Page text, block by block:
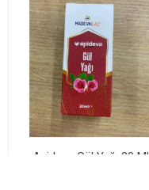
Apideva Gül Yağı 20 Ml